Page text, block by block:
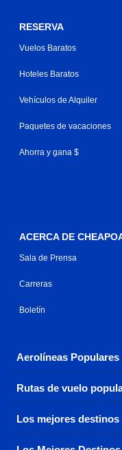
RESERVA
Vuelos Baratos
Hoteles Baratos
Vehículos de Alquiler
Paquetes de vacaciones
Ahorra y gana $
ACERCA DE
Sala de Prensa
Carreras
Boletín
Aerolíneas Populares
Explora nuestras
aerolínea, con más
Aeromexico
Rutas de vuelo
Reserva una de
con tres sencillos
Los mejores destinos